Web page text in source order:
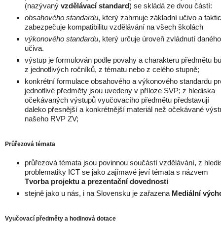
(nazývaný vzdělávací standard) se skládá ze dvou částí:
obsahového standardu, který zahrnuje základní učivo a
zabezpečuje kompatibilitu vzdělávání na všech školách
výkonového standardu, který určuje úroveň zvládnutí daného
učiva.
výstup je formulován podle povahy a charakteru předmětu
z jednotlivých ročníků, z tématu nebo z celého stupně;
konkrétní formulace obsahového a výkonového standardu
jednotlivé předměty jsou uvedeny v příloze SVP; z hlediska
očekávaných výstupů vyučovacího předmětu představují
daleko přesnější a konkrétnější materiál než očekávané
našeho RVP ZV;
Průřezová témata
průřezová témata jsou povinnou součástí vzdělávání, z
problematiky ICT se jako zajímavé jeví témata s názvem
Tvorba projektu a prezentační dovednosti
stejně jako u nás, i na Slovensku je zařazena Mediální
Vyučovací předměty a hodinová dotace